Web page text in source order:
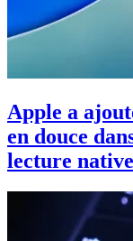
Apple a
en douce
lecture native